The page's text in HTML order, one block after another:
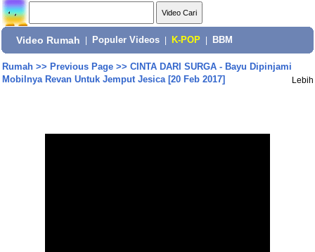
Video Rumah Populer Videos K-POP BBM
Rumah>> Previous Page>> CINTA DARI SURGA - Bayu Dipinjami
Mobilnya Revan Untuk Jemput Jesica [20 Feb 2017]
Lebih